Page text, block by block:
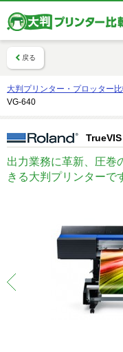
戻る
大判プリンター・プロッター
VG-640
出力業務に革新、圧巻
きる大判プリンターで